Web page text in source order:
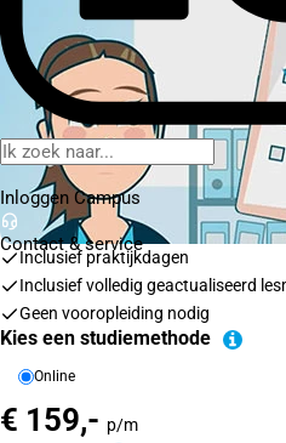
Inloggen Campus
Contact& service
Inclusief praktijkdagen
Inclusief volledig geactualiseerd
Geen vooropleiding nodig
Kies een studiemethode
Online
€ 159,- p/m